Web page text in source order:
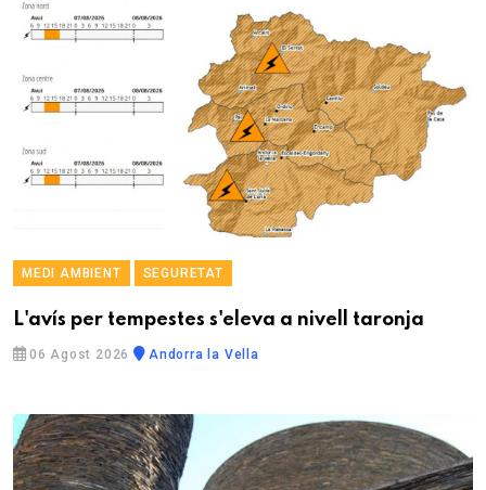
MEDI AMBIENT SEGURETAT
L'avís per tempestes s'eleva a nivell taronja
06 Agost 2026 Andorra la Vella